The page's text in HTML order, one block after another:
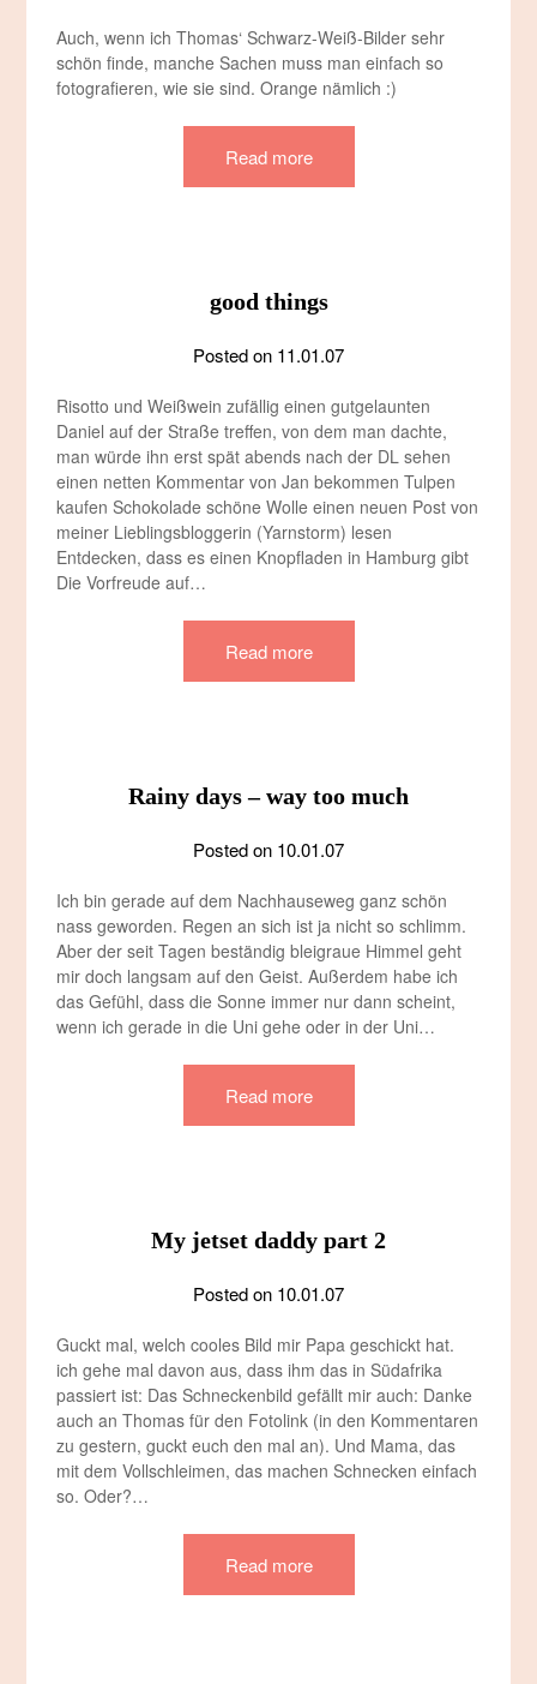
Auch, wenn ich Thomas‘ Schwarz-Weiß-Bilder sehr
schön finde, manche Sachen muss man einfach so
fotografieren, wie sie sind. Orange nämlich :)
Read more
good things
Posted on 11.01.07
Risotto und Weißwein zufällig einen gutgelaunten
Daniel auf der Straße treffen, von dem man dachte,
man würde ihn erst spät abends nach der DL sehen
einen netten Kommentar von Jan bekommen Tulpen
kaufen Schokolade schöne Wolle einen neuen Post von
meiner Lieblingsbloggerin (Yarnstorm) lesen
Entdecken, dass es einen Knopfladen in Hamburg gibt
Die Vorfreude auf…
Read more
Rainy days – way too much
Posted on 10.01.07
Ich bin gerade auf dem Nachhauseweg ganz schön
nass geworden. Regen an sich ist ja nicht so schlimm.
Aber der seit Tagen beständig bleigraue Himmel geht
mir doch langsam auf den Geist. Außerdem habe ich
das Gefühl, dass die Sonne immer nur dann scheint,
wenn ich gerade in die Uni gehe oder in der Uni…
Read more
My jetset daddy part 2
Posted on 10.01.07
Guckt mal, welch cooles Bild mir Papa geschickt hat.
ich gehe mal davon aus, dass ihm das in Südafrika
passiert ist: Das Schneckenbild gefällt mir auch: Danke
auch an Thomas für den Fotolink (in den Kommentaren
zu gestern, guckt euch den mal an). Und Mama, das
mit dem Vollschleimen, das machen Schnecken einfach
so. Oder?…
Read more